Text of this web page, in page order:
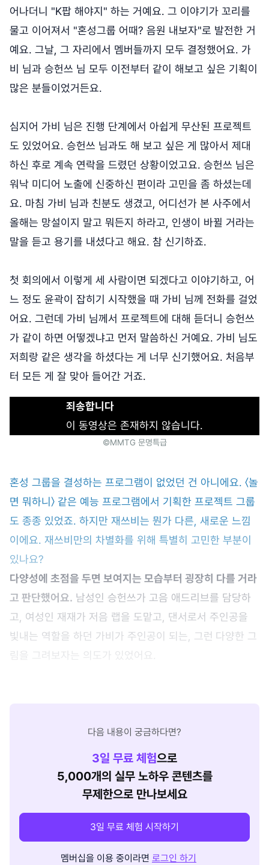
어나더니 "K팝 해야지" 하는 거예요. 그 이야기가 꼬리를
물고 이어져서 "혼성그룹 어때? 음원 내보자"로 발전한 거
예요. 그날, 그 자리에서 멤버들까지 모두 결정했어요. 가
비 님과 승헌쓰 님 모두 이전부터 같이 해보고 싶은 기획이
많은 분들이었거든요.
심지어 가비 님은 진행 단계에서 아쉽게 무산된 프로젝트
도 있었어요. 승헌쓰 님과도 해 보고 싶은 게 많아서 제대
하신 후로 계속 연락을 드렸던 상황이었고요. 승헌쓰 님은
워낙 미디어 노출에 신중하신 편이라 고민을 좀 하셨는데
요. 마침 가비 님과 친분도 생겼고, 어디선가 본 사주에서
올해는 망설이지 말고 뭐든지 하라고, 인생이 바뀔 거라는
말을 듣고 용기를 내셨다고 해요. 참 신기하죠.
첫 회의에서 이렇게 세 사람이면 되겠다고 이야기하고, 어
느 정도 윤곽이 잡히기 시작했을 때 가비 님께 전화를 걸었
어요. 그런데 가비 님께서 프로젝트에 대해 듣더니 승헌쓰
가 같이 하면 어떻겠냐고 먼저 말씀하신 거예요. 가비 님도
저희랑 같은 생각을 하셨다는 게 너무 신기했어요. 처음부
터 모든 게 잘 맞아 들어간 거죠.
죄송합니다
이 동영상은 존재하지 않습니다.
©MMTG 문명특급
혼성 그룹을 결성하는 프로그램이 없었던 건 아니에요. 〈놀
면 뭐하니〉 같은 예능 프로그램에서 기획한 프로젝트 그룹
도 종종 있었죠. 하지만 재쓰비는 뭔가 다른, 새로운 느낌
이에요. 재쓰비만의 차별화를 위해 특별히 고민한 부분이
있나요?
다양성에 초점을 두면 보여지는 모습부터 굉장히 다를 거라
고 판단했어요. 남성인 승헌쓰가 고음 애드리브를 담당하
고, 여성인 재재가 저음 랩을 도맡고, 댄서로서 주인공을
빛내는 역할을 하던 가비가 주인공이 되는, 그런 다양한 그
림을 그려보자는 의도가 있었어요.
다음 내용이 궁금하다면?
3일 무료 체험으로
5,000개의 실무 노하우 콘텐츠를
무제한으로 만나보세요
3일 무료 체험 시작하기
멤버십을 이용 중이라면 로그인 하기